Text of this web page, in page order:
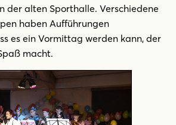
der alten Sporthalle. Verschiedene
haben Aufführungen
es ein Vormittag werden kann, der
macht.